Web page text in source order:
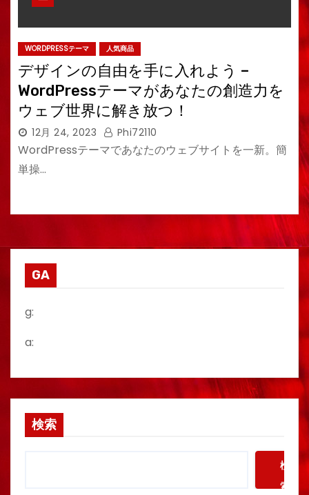
WORDPRESSテーマ 人気商品
デザインの自由を手に入れよう –
WordPressテーマがあなたの創造力を
ウェブ世界に解き放つ！
12月 24, 2023 Phi72110
WordPressテーマであなたのウェブサイトを一新。簡
単操…
GA
g:
a:
検索
検
索